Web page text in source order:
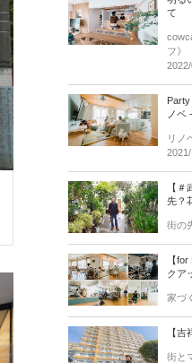
て
フ》
ノベ -
リノ
【
先？
街の
【
クア
家づ
【
街と